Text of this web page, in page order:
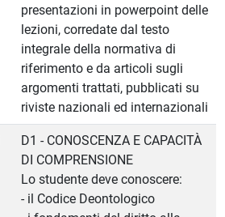
presentazioni in powerpoint delle
lezioni, corredate dal testo
integrale della normativa di
riferimento e da articoli sugli
argomenti trattati, pubblicati su
riviste nazionali ed internazionali
D1 - CONOSCENZA E CAPACITÀ
DI COMPRENSIONE
Lo studente deve conoscere:
- il Codice Deontologico